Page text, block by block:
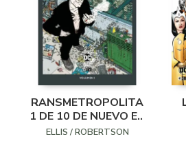
TRANSMETROPOLITAN
1 DE 10 DE NUEVO EN
LA CALLE (DC POCKET)
ELLIS / ROBERTSON